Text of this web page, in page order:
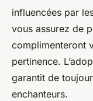
influencées par
vous assurez de
complimenteront
pertinence.
garantit de
enchanteurs.